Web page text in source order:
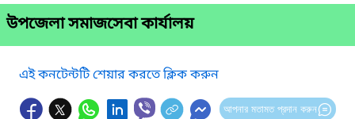
উপজেলা সমাজসেবা কার্যালয়
এই কনটেন্টটি শেয়ার করতে ক্লিক করুন
আপনার মতামত প্রদান করুন